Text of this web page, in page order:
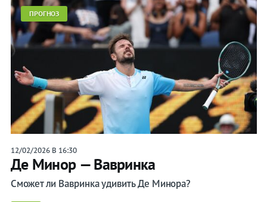
ПРОГНОЗ
12/02/2026 В 16:30
Де Минор — Вавринка
Сможет ли Вавринка удивить Де Минора?